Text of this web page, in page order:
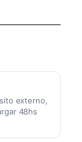
externo,
48hs